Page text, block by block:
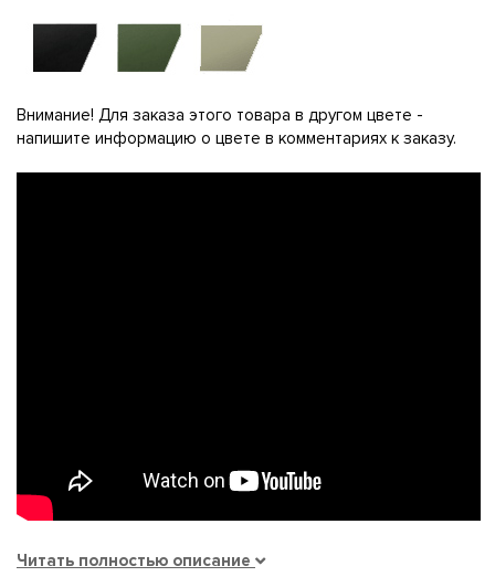
Внимание! Для заказа этого товара в другом цвете -
напишите информацию о цвете в комментариях к заказу.
Читать полностью описание